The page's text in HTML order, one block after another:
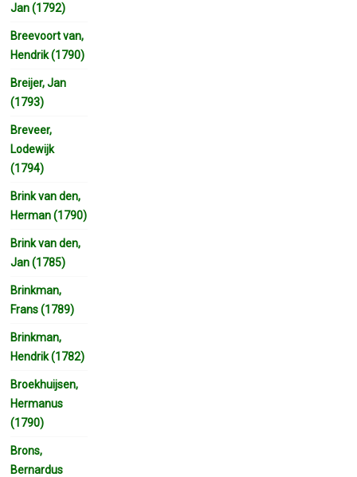
Jan (1792)
Breevoort van,
Hendrik (1790)
Breijer, Jan
(1793)
Breveer,
Lodewijk
(1794)
Brink van den,
Herman (1790)
Brink van den,
Jan (1785)
Brinkman,
Frans (1789)
Brinkman,
Hendrik (1782)
Broekhuijsen,
Hermanus
(1790)
Brons,
Bernardus